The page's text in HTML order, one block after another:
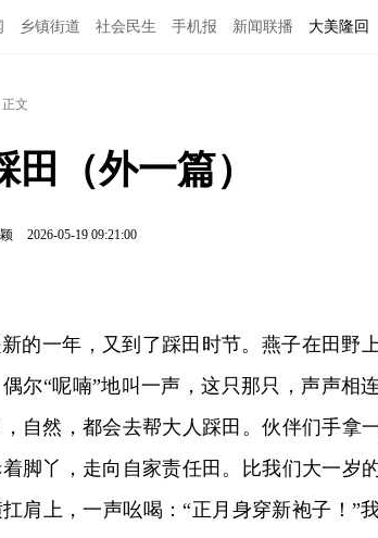
乡镇街道 社会民生 手机报 新闻联播 大美隆回
正文
（外一篇）
2026-05-19 09:21:00
的一年，又到了踩田时节。燕子在田野
尔“呢喃”地叫一声，这只那只，声声相
自然，都会去帮大人踩田。伙伴们手拿
脚丫，走向自家责任田。比我们大一岁
肩上，一声吆喝：“正月身穿新袍子！”